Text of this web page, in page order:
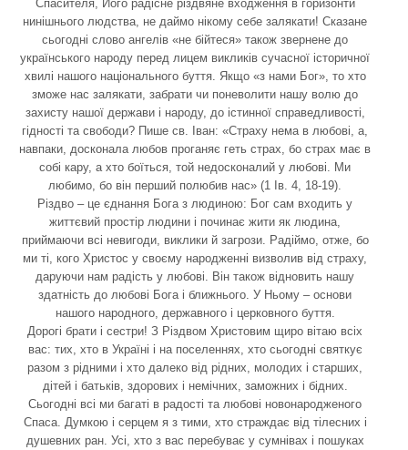
Спасителя, Його радісне різдвяне входження в горизонти
нинішнього людства, не даймо нікому себе залякати! Сказане
сьогодні слово ангелів «не бійтеся» також звернене до
українського народу перед лицем викликів сучасної історичної
хвилі нашого національного буття. Якщо «з нами Бог», то хто
зможе нас залякати, забрати чи поневолити нашу волю до
захисту нашої держави і народу, до істинної справедливості,
гідності та свободи? Пише св. Іван: «Страху нема в любові, а,
навпаки, досконала любов проганяє геть страх, бо страх має в
собі кару, а хто боїться, той недосконалий у любові. Ми
любимо, бо він перший полюбив нас» (1 Ів. 4, 18-19).
Різдво – це єднання Бога з людиною: Бог сам входить у
життєвий простір людини і починає жити як людина,
приймаючи всі невигоди, виклики й загрози. Радіймо, отже, бо
ми ті, кого Христос у своєму народженні визволив від страху,
даруючи нам радість у любові. Він також відновить нашу
здатність до любові Бога і ближнього. У Ньому – основи
нашого народного, державного і церковного буття.
Дорогі брати і сестри! З Різдвом Христовим щиро вітаю всіх
вас: тих, хто в Україні і на поселеннях, хто сьогодні святкує
разом з рідними і хто далеко від рідних, молодих і старших,
дітей і батьків, здорових і немічних, заможних і бідних.
Сьогодні всі ми багаті в радості та любові новонародженого
Спаса. Думкою і серцем я з тими, хто страждає від тілесних і
душевних ран. Усі, хто з вас перебуває у сумнівах і пошуках